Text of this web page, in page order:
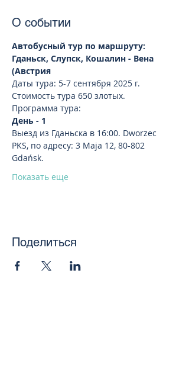
О событии
Автобусный тур по маршруту:
Гданьск, Слупск, Кошалин - Вена
(Австрия
Даты тура: 5-7 сентября 2025 г.
Стоимость тура 650 злотых.
Программа тура:
День - 1
Выезд из Гданьска в 16:00. Dworzec
PKS, по адресу: 3 Maja 12, 80-802
Gdańsk.
Показать еще
Поделиться